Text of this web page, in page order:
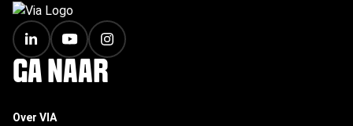
FOOTER
GA NAAR
Over VIA